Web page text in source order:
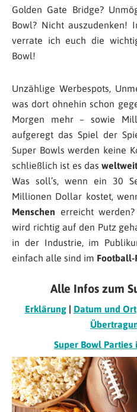
Golden Gate Bridge?
Bowl? Nicht auszudenken!
verrate ich euch die
Bowl!
Unzählige Werbespots,
was dort ohnehin schon
Morgen mehr – sowie
aufgeregt das Spiel der
Super Bowls werden keine
schließlich ist es das
Was soll’s, wenn ein 30
Millionen Dollar kostet,
Menschen erreicht
wird richtig auf den Putz
in der Industrie, im
einfach alle sind im Football-
Alle Infos zum
Erklärung| Datum und Ort
Super Bowl Parties